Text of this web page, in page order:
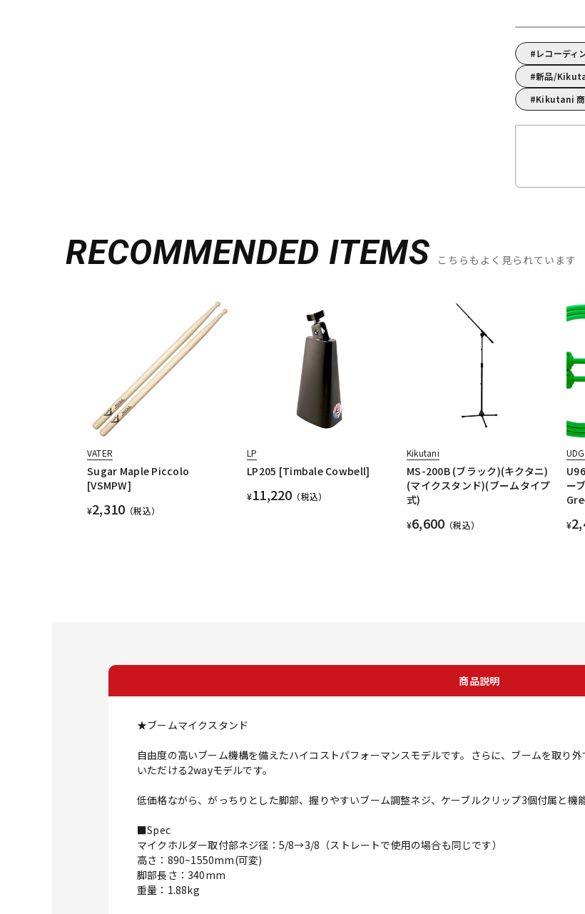
レコーディ
新品/
Kikutani 商
RECOMMENDED ITEMS こちらもよく見られています
VATER
Sugar Maple Piccolo
[VSMPW]
¥2,310 （税込）
LP
LP205 [Timbale Cowbell]
¥11,220 （税込）
Kikutani
MS-200B (ブラック)(キクタニ)
(マイクスタンド)(ブームタイプ
式)
¥6,600 （税込）
UDG
ー
¥
商品説明
★ブームマイクスタンド
自由度の高いブーム機構を備えたハイコストパフォーマンスモデルです。さらに、ブームを取り
いただける2wayモデルです。
低価格ながら、がっちりとした脚部、握りやすいブーム調整ネジ、ケーブルクリップ3個付属と機
■Spec
マイクホルダー取付部ネジ径：5/8→3/8（ストレートで使用の場合も同じです）
高さ：890~1550mm(可変)
脚部長さ：340mm
重量：1.88kg